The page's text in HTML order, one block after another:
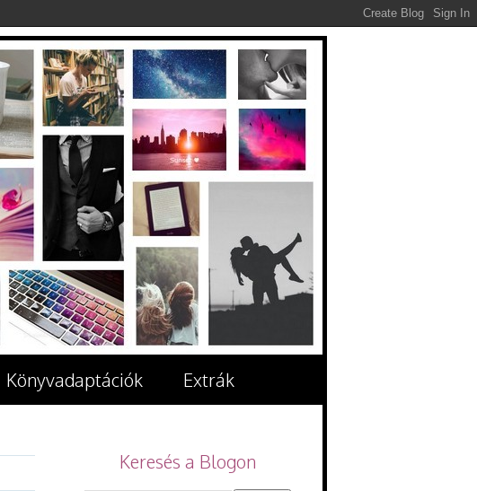
Könyvadaptációk Extrák
Keresés a Blogon